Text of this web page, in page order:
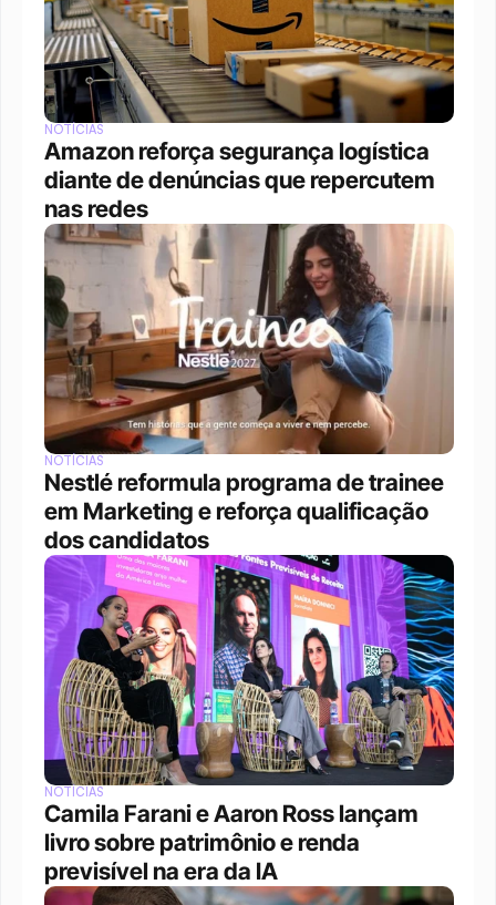
NOTÍCIAS
Amazon reforça segurança logística
diante de denúncias que repercutem
nas redes
NOTÍCIAS
Nestlé reformula programa de trainee
em Marketing e reforça qualificação
dos candidatos
NOTÍCIAS
Camila Farani e Aaron Ross lançam
livro sobre patrimônio e renda
previsível na era da IA